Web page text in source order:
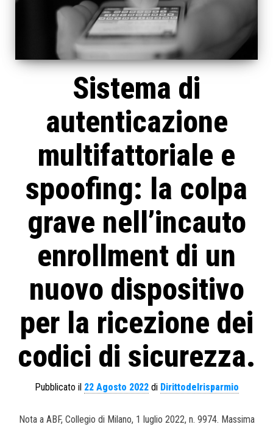
Sistema di
autenticazione
multifattoriale e
spoofing: la colpa
grave nell’incauto
enrollment di un
nuovo dispositivo
per la ricezione dei
codici di sicurezza.
Pubblicato il 22 Agosto 2022di Dirittodelrisparmio
Nota a ABF, Collegio di Milano, 1 luglio 2022, n. 9974. Massima